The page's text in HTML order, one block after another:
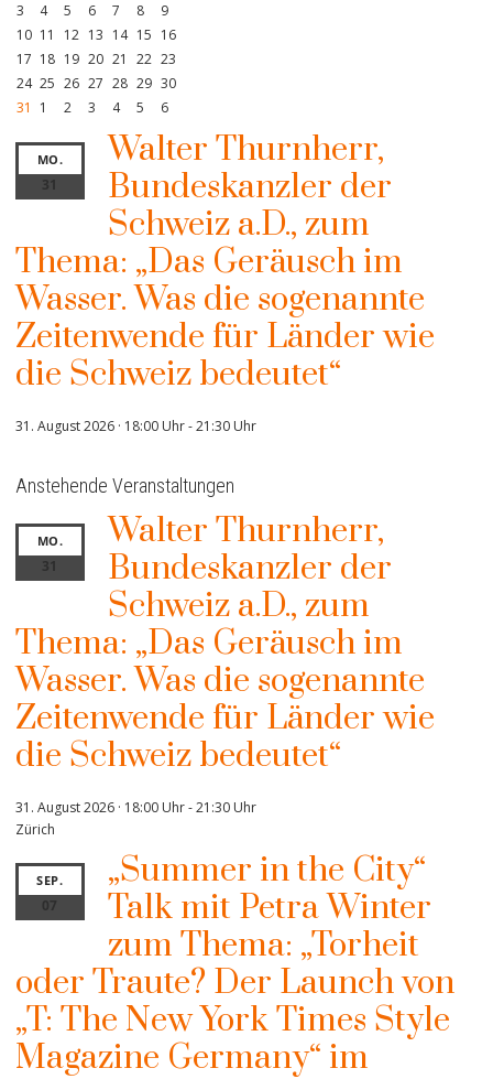
3
4 5 6 7 8
9
10 11 12 13 14 15 16
17 18 19 20 21 22 23
24 25 26 27 28 29 30
31
1 2 3 4 5 6
MO.
31
Walter Thurnherr,
Bundeskanzler der
Schweiz a.D., zum
Thema: „Das Geräusch im
Wasser. Was die sogenannte
Zeitenwende für Länder wie
die Schweiz bedeutet“
31. August 2026 · 18:00 Uhr-21:30 Uhr
Anstehende Veranstaltungen
MO.
31
Walter Thurnherr,
Bundeskanzler der
Schweiz a.D., zum
Thema: „Das Geräusch im
Wasser. Was die sogenannte
Zeitenwende für Länder wie
die Schweiz bedeutet“
31. August 2026 · 18:00 Uhr-21:30 Uhr
Zürich
SEP.
07
„Summer in the City“
Talk mit Petra Winter
zum Thema: „Torheit
oder Traute? Der Launch von
„T: The New York Times Style
Magazine Germany“ im